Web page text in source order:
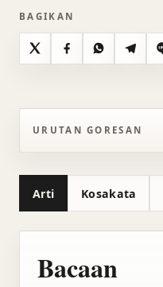
BAGIKAN
X FacebookWhatsApp
URUTAN GORESAN
Arti Kosakata
Bacaan